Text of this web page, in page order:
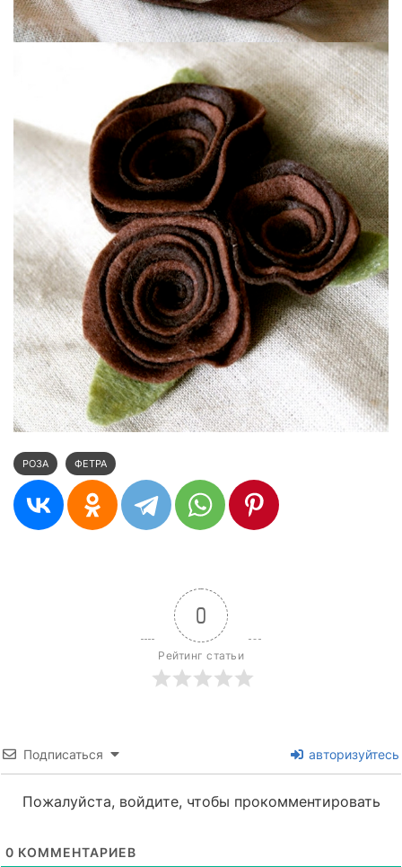
РОЗА ФЕТРА
0
Рейтинг статьи
Подписаться авторизуйтесь
Пожалуйста, войдите, чтобы прокомментировать
0 КОММЕНТАРИЕВ